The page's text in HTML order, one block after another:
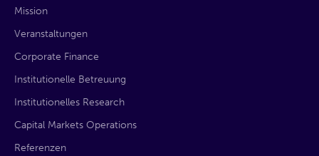
Mission
Veranstaltungen
Corporate Finance
Institutionelle Betreuung
Institutionelles Research
Capital Markets Operations
Referenzen